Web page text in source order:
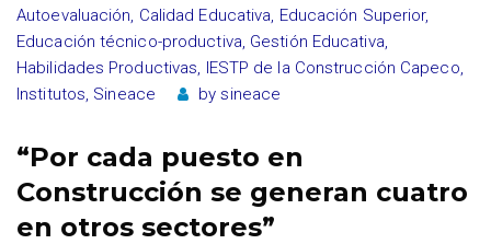
Autoevaluación, Calidad Educativa, Educación Superior,
Educación técnico-productiva, Gestión Educativa,
Habilidades Productivas, IESTP de la Construcción Capeco,
Institutos, Sineace bysineace
“Por cada puesto en
Construcción se generan cuatro
en otros sectores”